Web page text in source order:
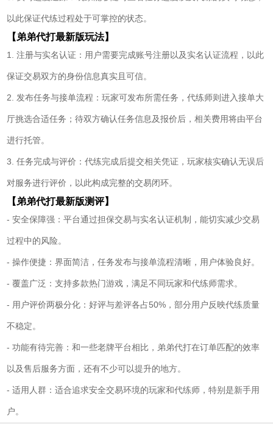
以此保证代练过程处于可掌控的状态。
【弟弟代打最新版玩法】
1. 注册与实名认证：用户需要完成账号注册以及实名认证流程，以此
保证交易双方的身份信息真实且可信。
2. 发布任务与接单流程：玩家可发布所需任务，代练师则进入接单大
厅挑选合适任务；待双方确认任务信息及报价后，相关费用将由平台
进行托管。
3. 任务完成与评价：代练完成后提交相关凭证，玩家核实确认无误后
对服务进行评价，以此构成完整的交易闭环。
【弟弟代打最新版测评】
- 安全保障强：平台通过担保交易与实名认证机制，能切实减少交易
过程中的风险。
- 操作便捷：界面简洁，任务发布与接单流程清晰，用户体验良好。
- 覆盖广泛：支持多款热门游戏，满足不同玩家和代练师需求。
- 用户评价两极分化：好评与差评各占50%，部分用户反映代练质量
不稳定。
- 功能有待完善：和一些老牌平台相比，弟弟代打在订单匹配的效率
以及售后服务方面，还有不少可以提升的地方。
- 适用人群：适合追求安全交易环境的玩家和代练师，特别是新手用
户。